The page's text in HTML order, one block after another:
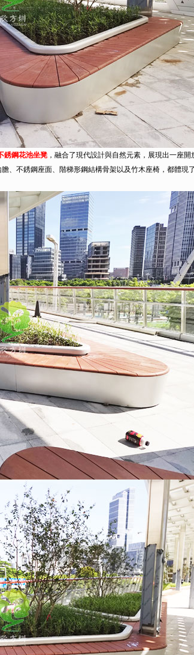
銹鋼花池坐凳 ，融合了現代設計與自然元素，展現出一座開
、不銹鋼座面、階梯形鋼結構骨架以及竹木座椅，都體現